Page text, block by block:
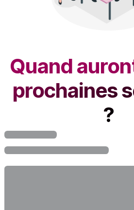
Quand
prochaines
?